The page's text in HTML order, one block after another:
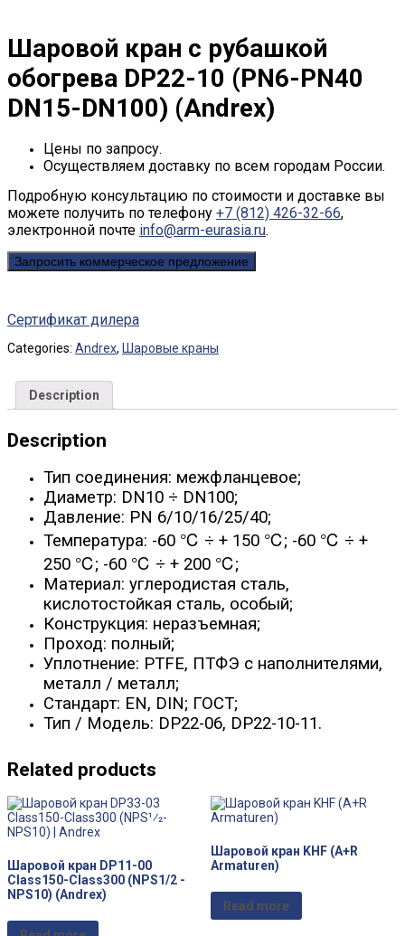
Шаровой кран с рубашкой
обогрева DP22-10 (PN6-PN40
DN15-DN100) (Andrex)
Цены по запросу.
Осуществляем доставку по всем городам России.
Подробную консультацию по стоимости и доставке вы
можете получить по телефону +7 (812) 426-32-66,
электронной почте info@arm-eurasia.ru.
Запросить коммерческое предложение
Сертификат дилера
Categories: Andrex, Шаровые краны
Description
Description
Тип соединения: межфланцевое;
Диаметр: DN10 ÷ DN100;
Давление: PN 6/10/16/25/40;
Температура: -60 ℃ ÷ + 150 ℃; -60 ℃ ÷ +
250 ℃; -60 ℃ ÷ + 200 ℃;
Материал: углеродистая сталь,
кислотостойкая сталь, особый;
Конструкция: неразъемная;
Проход: полный;
Уплотнение: PTFE, ПТФЭ с наполнителями,
металл / металл;
Стандарт: EN, DIN; ГОСТ;
Тип / Модель: DP22-06, DP22-10-11.
Related products
Шаровой кран DP11-00
Class150-Class300 (NPS1/2 -
NPS10) (Andrex)
Шаровой кран KHF (A+R
Armaturen)
Read more